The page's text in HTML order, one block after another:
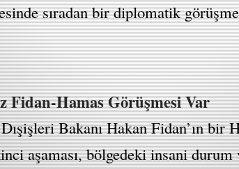
sıradan bir diplomatik
Fidan-Hamas Görüşmesi Var
Bakanı Hakan Fidan’ın bir
aşaması, bölgedeki insani